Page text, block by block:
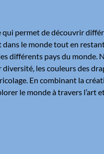
qui permet de découvrir
le monde tout en
différents pays du monde.
les couleurs des
En combinant la
le monde à travers